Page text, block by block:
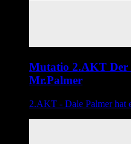
Mutatio 2.AKT Der
Mr.Palmer
2.AKT - Dale Palmer hat